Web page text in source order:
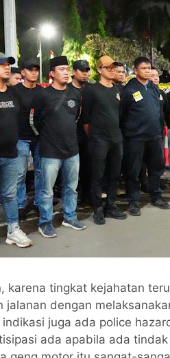
karena tingkat kejahatan
jalanan dengan
juga ada police
ada apabila ada